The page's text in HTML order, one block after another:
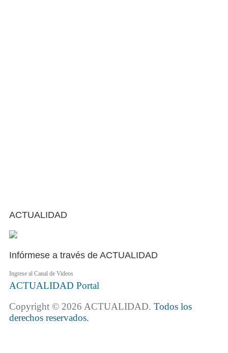
ACTUALIDAD
Infórmese a través de ACTUALIDAD
Ingrese al Canal de Videos
ACTUALIDAD Portal
Copyright © 2026 ACTUALIDAD. Todos los
derechos reservados.